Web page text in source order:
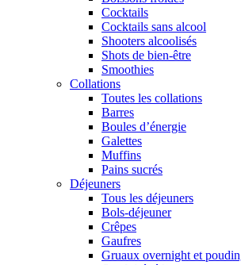
Cocktails
Cocktails sans alcool
Shooters alcoolisés
Shots de bien-être
Smoothies
Collations
Toutes les collations
Barres
Boules d’énergie
Galettes
Muffins
Pains sucrés
Déjeuners
Tous les déjeuners
Bols-déjeuner
Crêpes
Gaufres
Gruaux overnight et